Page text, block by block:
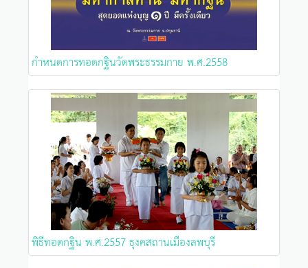
กำหนดการทอดกฐินวัดพระธรรมกาย พ.ศ.2558
พิธีทอดกฐิน พ.ศ.2557 ธุงคสถานเมืองลพบุรี